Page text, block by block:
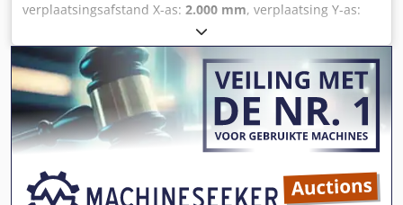
verplaatsingsafstand X-as: 2.000 mm, verplaatsing Y-as:
, verplaatsingsafstand Z-as:
(max.):2.500 rpm, Heidenhain TNC 407 besturing Tafel:
2000 x 700 mm Slagen: 2000 x 800 x 800 mm
Spindelopname: SA 50 Maximale spindelsnelheid: 2500
tpm Gewicht: 10.000 kg Chsdpfxjzbrkpo Ahqsa